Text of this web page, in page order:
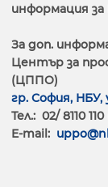
информация
За доп.
Център за
(ЦППО)
гр. София, НБУ,
Тел.: 02/ 8110
E-mail: